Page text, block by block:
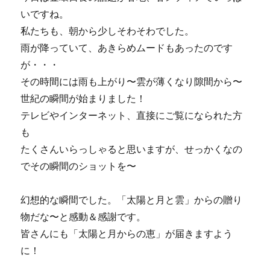
いですね。
私たちも、朝から少しそわそわでした。
雨が降っていて、あきらめムードもあったのです
が・・・
その時間には雨も上がり〜雲が薄くなり隙間から〜
世紀の瞬間が始まりました！
テレビやインターネット、直接にご覧になられた方
も
たくさんいらっしゃると思いますが、せっかくなの
でその瞬間のショットを〜
幻想的な瞬間でした。「太陽と月と雲」からの贈り
物だな〜と感動＆感謝です。
皆さんにも「太陽と月からの恵」が届きますよう
に！